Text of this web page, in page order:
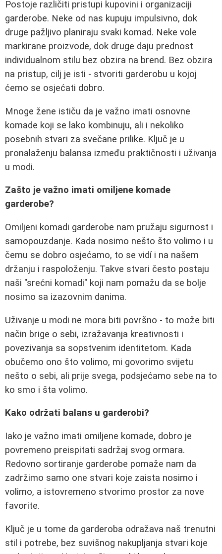
Postoje različiti pristupi kupovini i organizaciji
garderobe. Neke od nas kupuju impulsivno, dok
druge pažljivo planiraju svaki komad. Neke vole
markirane proizvode, dok druge daju prednost
individualnom stilu bez obzira na brend. Bez obzira
na pristup, cilj je isti - stvoriti garderobu u kojoj
ćemo se osjećati dobro.
Mnoge žene ističu da je važno imati osnovne
komade koji se lako kombinuju, ali i nekoliko
posebnih stvari za svečane prilike. Ključ je u
pronalaženju balansa između praktičnosti i uživanja
u modi.
Zašto je važno imati omiljene komade
garderobe?
Omiljeni komadi garderobe nam pružaju sigurnost i
samopouzdanje. Kada nosimo nešto što volimo i u
čemu se dobro osjećamo, to se vidí i na našem
držanju i raspoloženju. Takve stvari često postaju
naši "srećni komadi" koji nam pomažu da se bolje
nosimo sa izazovnim danima.
Uživanje u modi ne mora biti površno - to može biti
način brige o sebi, izražavanja kreativnosti i
povezivanja sa sopstvenim identitetom. Kada
obučemo ono što volimo, mi govorimo svijetu
nešto o sebi, ali prije svega, podsjećamo sebe na to
ko smo i šta volimo.
Kako održati balans u garderobi?
Iako je važno imati omiljene komade, dobro je
povremeno preispitati sadržaj svog ormara.
Redovno sortiranje garderobe pomaže nam da
zadržimo samo one stvari koje zaista nosimo i
volimo, a istovremeno stvorimo prostor za nove
favorite.
Ključ je u tome da garderoba odražava naš trenutni
stil i potrebe, bez suvišnog nakupljanja stvari koje